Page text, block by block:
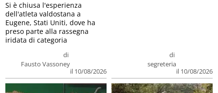
di
Fausto Vassoney
il 10/08/2026
Si è chiusa l'esperienza
dell'atleta valdostana a
Eugene, Stati Uniti, dove ha
preso parte alla rassegna
iridata di categoria
di
segreteria
il 10/08/2026